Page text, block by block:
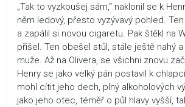
„Tak to vyzkoušej sám,“ naklonil se k
něm ledový, přesto vyzývavý pohled.
a zapálil si novou cigaretu. Pak štěkl na
přišel. Ten obešel stůl, stále ještě nahý
muže. Až na Olivera, se všichni znovu
Henry se jako velký pán postavil k
mohl cítit jeho dech, plný alkoholových
jako jeho otec, téměř o půl hlavy vyšší,